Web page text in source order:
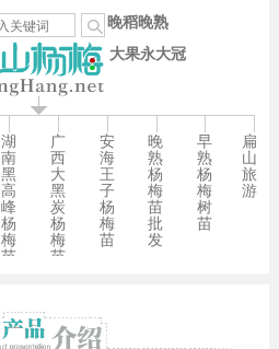
晚稻晚熟
大果永大冠
湖
南
黑
高
峰
杨
梅
苗
广
西
大
黑
炭
杨
梅
苗
安
海
王
子
杨
梅
苗
晚
熟
杨
梅
苗
批
发
早
熟
杨
梅
树
苗
扁
山
旅
游